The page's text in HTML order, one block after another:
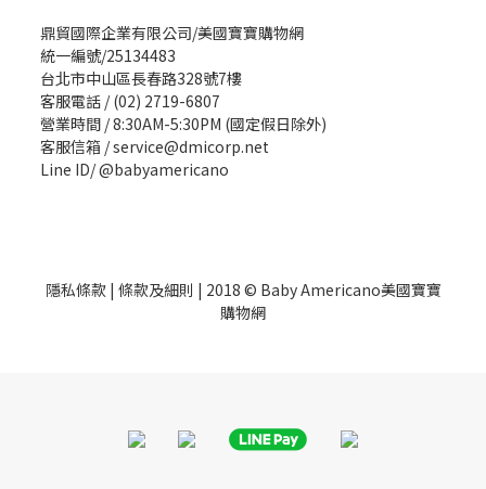
鼎貿國際企業有限公司/美國寶寶購物網
統一編號/25134483
台北市中山區長春路328號7樓
客服電話 / (02) 2719-6807
營業時間 / 8:30AM-5:30PM (國定假日除外)
客服信箱 / service@dmicorp.net
Line ID/ @babyamericano
隱私條款| 條款及細則 | 2018 © Baby Americano美國寶寶
購物網